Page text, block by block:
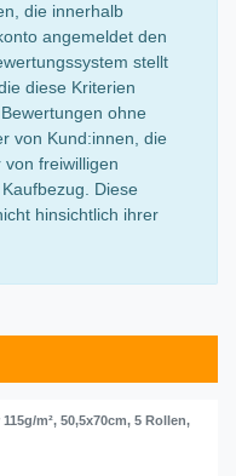
die innerhalb
angemeldet den
stellt
diese Kriterien
ohne
von Kund:innen, die
freiwilligen
Diese
hinsichtlich ihrer
m², 50,5x70cm, 5 Rollen,